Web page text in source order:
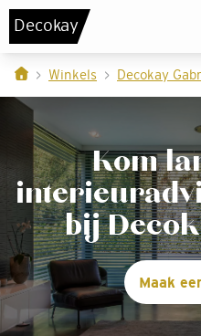
Decokay
Winkels Decokay
Kom
bij
Maak